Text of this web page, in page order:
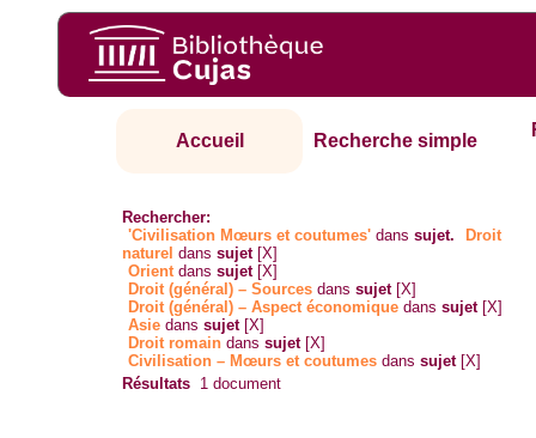
Accueil Recherche simple
Rechercher:
'Civilisation Mœurs et coutumes' danssujet.
Droit
naturel danssujet [X]
Orientdanssujet [X]
Droit (général) – Sources danssujet [X]
Droit (général) – Aspect économique danssujet [X]
Asie danssujet [X]
Droit romain danssujet [X]
Civilisation – Mœurs et coutumes danssujet [X]
Résultats 1 document